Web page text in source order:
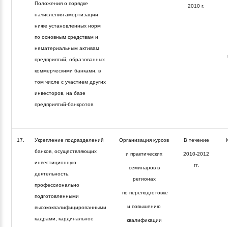
Положения о порядке
начисления амортизации
ниже установленных норм
по основным средствам и
нематериальным активам
предприятий, образованных
коммерческими банками, в
том числе с участием других
инвесторов, на базе
предприятий-банкротов.
2010 г.
17.
Укрепление подразделений
банков, осуществляющих
инвестиционную
деятельность,
профессионально
подготовленными
высококвалифицированными
кадрами, кардинальное
Организация курсов
и практических
семинаров в
регионах
по переподготовке
и повышению
квалификации
В течение
2010-2012
гг.